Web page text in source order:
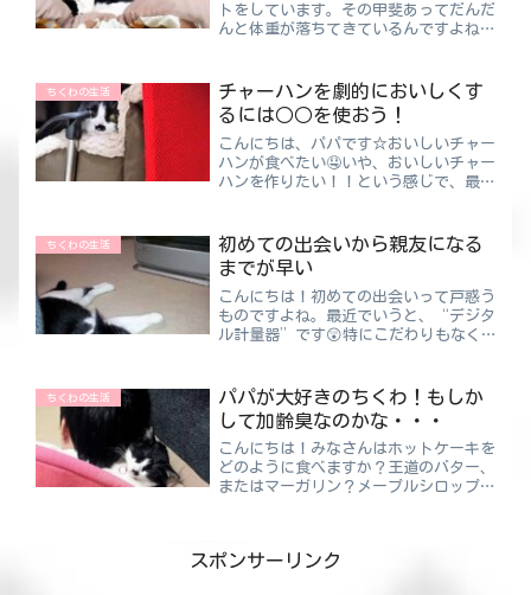
トをしています。その甲斐あってだんだ
んと体重が落ちてきているんですよね
ん。いろいろ食べ物がおいしい時期です
がガマンの毎日ですよ😥ねこ型...
ちくわの生活
チャーハンを劇的においしくす
るには○○を使おう！
こんにちは、パパです☆おいしいチャー
ハンが食べたい🤤いや、おいしいチャー
ハンを作りたい！！という感じで、最近
になるまでこだわりたい！！おいしいチ
ャーハンといえば、パラパラ...
ちくわの生活
初めての出会いから親友になる
までが早い
こんにちは！初めての出会いって戸惑う
ものですよね。最近でいうと、“デジタ
ル計量器”です😲特にこだわりもなく
いで買ってみたんです。何とびっく
り、“０表示”が超便利ではあり...
ちくわの生活
パパが大好きのちくわ！もしか
して加齢臭なのかな・・・
こんにちは！みなさんはホットケーキを
どのように食べますか？王道のバター、
またはマーガリン？メープルシロップや
いませんね・・・そういえば...
スポンサーリンク